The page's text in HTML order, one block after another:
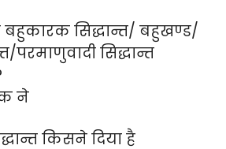
बहुकारक सिद्धान्त/ बहुखण्ड/
परमाणुवादी सिद्धान्त
ने
किसने दिया है